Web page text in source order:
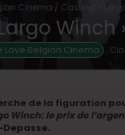
Cinema / Casting «
Winch
Love Belgian Cinema ,
de la figuration
Winch: le prix de
Depasse.